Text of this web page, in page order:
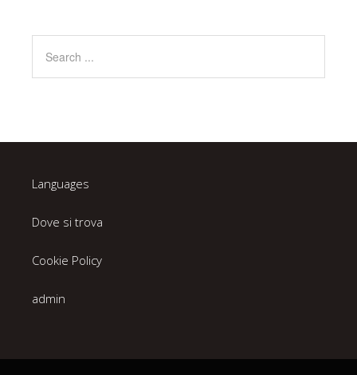
Languages
Dove si trova
Cookie Policy
admin